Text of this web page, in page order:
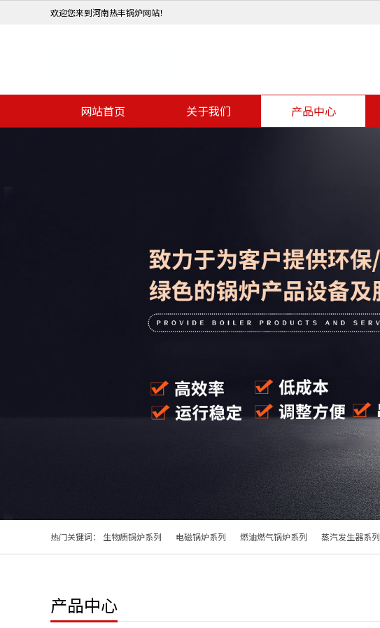
欢迎您来到河南热丰锅炉网站！
网站首页 关于我们 产品中心
热门关键词： 生物质锅炉系列 电磁锅炉系列 燃油燃气锅炉系列 蒸汽发生器系列
产品中心